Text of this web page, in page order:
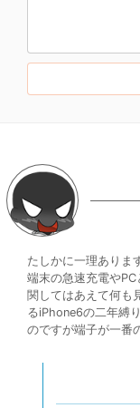
たしかに一理ありま
端末の急速充電や
関してはあえて何も
るiPhone6の二年縛
のですが端子が一番